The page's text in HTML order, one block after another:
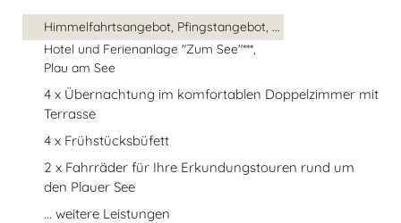
Himmelfahrtsangebot, Pfingstangebot, ...
Hotel und Ferienanlage "Zum See"***,
Plau am See
4 x Übernachtung im komfortablen Doppelzimmer mit
Terrasse
4 x Frühstücksbüfett
2 x Fahrräder für Ihre Erkundungstouren rund um
den Plauer See
... weitere Leistungen